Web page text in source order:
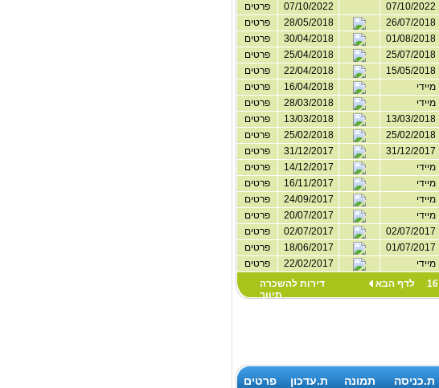
07/10/2022
פרטים
28/05/2018
פרטים
30/04/2018
פרטים
25/04/2018
פרטים
22/04/2018
פרטים
מיידי 16/04/2018
פרטים
מיידי 28/03/2018
פרטים
13/03/2018
פרטים
25/02/2018
פרטים
31/12/2017
פרטים
מיידי 14/12/2017
פרטים
מיידי 16/11/2017
פרטים
מיידי 24/09/2017
פרטים
מיידי 20/07/2017
פרטים
02/07/2017
פרטים
18/06/2017
פרטים
מיידי 22/02/2017
פרטים
16 לדף הבא
דירות להשכרה
תיווך
ת.כניסה תמונה ת.עדכון פרטים